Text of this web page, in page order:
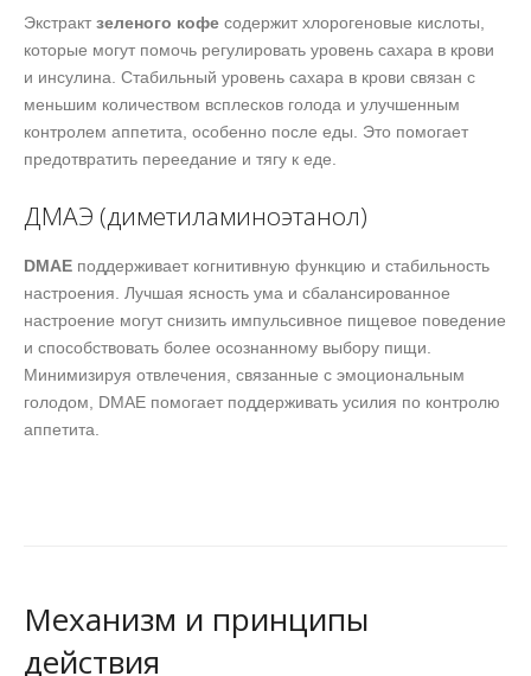
Экстракт зеленого кофе содержит хлорогеновые кислоты,
которые могут помочь регулировать уровень сахара в крови
и инсулина. Стабильный уровень сахара в крови связан с
меньшим количеством всплесков голода и улучшенным
контролем аппетита, особенно после еды. Это помогает
предотвратить переедание и тягу к еде.
ДМАЭ (диметиламиноэтанол)
DMAE поддерживает когнитивную функцию и стабильность
настроения. Лучшая ясность ума и сбалансированное
настроение могут снизить импульсивное пищевое поведение
и способствовать более осознанному выбору пищи.
Минимизируя отвлечения, связанные с эмоциональным
голодом, DMAE помогает поддерживать усилия по контролю
аппетита.
Механизм и принципы
действия